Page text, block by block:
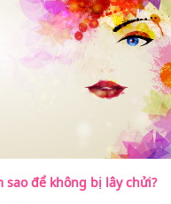
sao để không bị lây chửi?